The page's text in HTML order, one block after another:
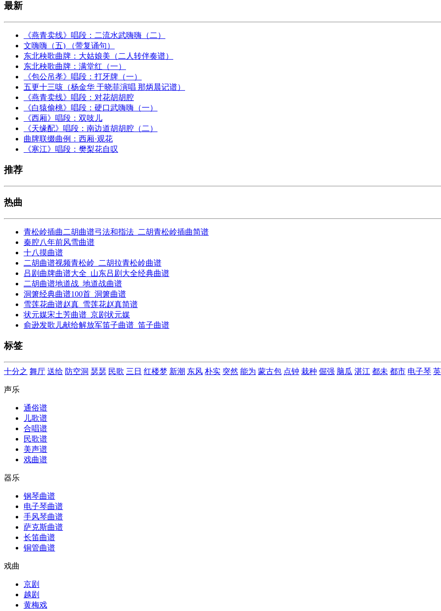
最新
《燕青卖线》唱段：二流水武嗨嗨（二）
文嗨嗨（五) （带复诵句）
东北秧歌曲牌：大姑娘美（二人转伴奏谱）
东北秧歌曲牌：满堂红（一）
《包公吊孝》唱段：打牙牌（一）
五更十三咳（杨金华 于晓菲演唱 那炳晨记谱）
《燕青卖线》唱段：对花胡胡腔
《白猿偷桃》唱段：硬口武嗨嗨（一）
《西厢》唱段：双吱儿
《天缘配》唱段：南边道胡胡腔（二）
曲牌联缀曲例：西厢·观花
《寒江》唱段：樊梨花自叹
推荐
热曲
青松岭插曲二胡曲谱弓法和指法_二胡青松岭插曲简谱
秦腔八年前风雪曲谱
十八摸曲谱
二胡曲谱视频青松岭_二胡拉青松岭曲谱
吕剧曲牌曲谱大全_山东吕剧大全经典曲谱
二胡曲谱地道战_地道战曲谱
洞箫经典曲谱100首_洞箫曲谱
雪莲花曲谱赵真_雪莲花赵真简谱
状元媒宋土芳曲谱_京剧状元媒
俞逊发歌儿献给解放军笛子曲谱_笛子曲谱
标签
十分之 舞厅 送给 防空洞 瑟瑟 民歌 三日 红楼梦 新潮 东风 朴实 突然 能为 蒙古包 点钟 栽种 倔强 脑瓜 湛江 都未 都市 电子琴
声乐
通俗谱
儿歌谱
合唱谱
民歌谱
美声谱
戏曲谱
器乐
钢琴曲谱
电子琴曲谱
手风琴曲谱
萨克斯曲谱
长笛曲谱
铜管曲谱
戏曲
京剧
越剧
黄梅戏